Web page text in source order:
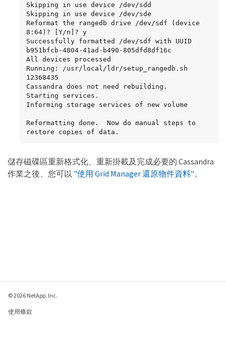
Skipping in use device /dev/sdd
Skipping in use device /dev/sde
Reformat the rangedb drive /dev/sdf (device
8:64)? [Y/n]? y
Successfully formatted /dev/sdf with UUID
b951bfcb-4804-41ad-b490-805dfd8df16c
All devices processed
Running: /usr/local/ldr/setup_rangedb.sh
12368435
Cassandra does not need rebuilding.
Starting services.
Informing storage services of new volume
Reformatting done.  Now do manual steps to
restore copies of data.
儲存磁碟區重新格式化、重新掛載及完成必要的 Cassandra
作業之後、您可以 "使用 Grid Manager 還原物件資料"。
© 2026 NetApp, Inc.
使用條款